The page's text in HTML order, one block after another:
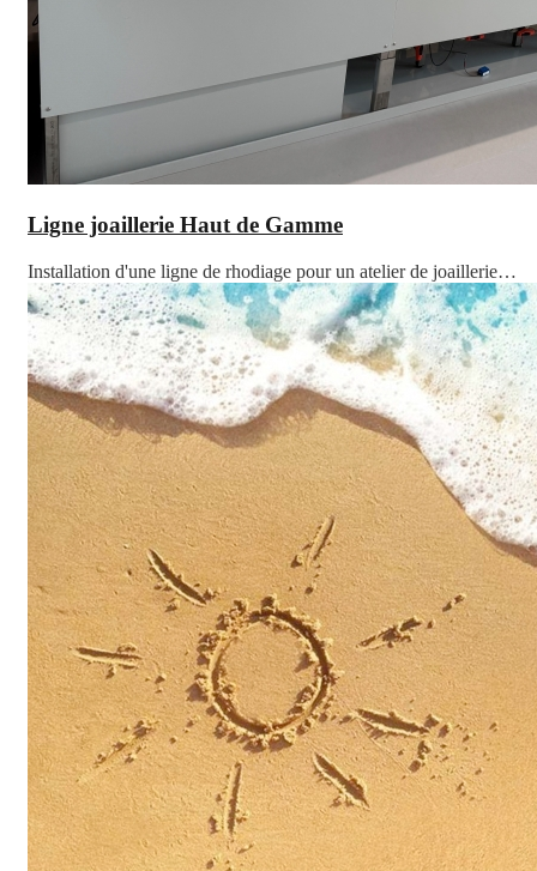
Ligne joaillerie Haut de Gamme
Installation d'une ligne de rhodiage pour un atelier de joaillerie…